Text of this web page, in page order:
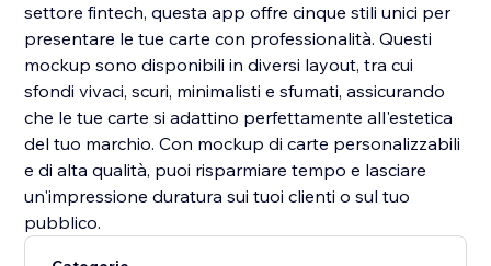
settore fintech, questa app offre cinque stili unici per
presentare le tue carte con professionalità. Questi
mockup sono disponibili in diversi layout, tra cui
sfondi vivaci, scuri, minimalisti e sfumati, assicurando
che le tue carte si adattino perfettamente all'estetica
del tuo marchio. Con mockup di carte personalizzabili
e di alta qualità, puoi risparmiare tempo e lasciare
un'impressione duratura sui tuoi clienti o sul tuo
pubblico.